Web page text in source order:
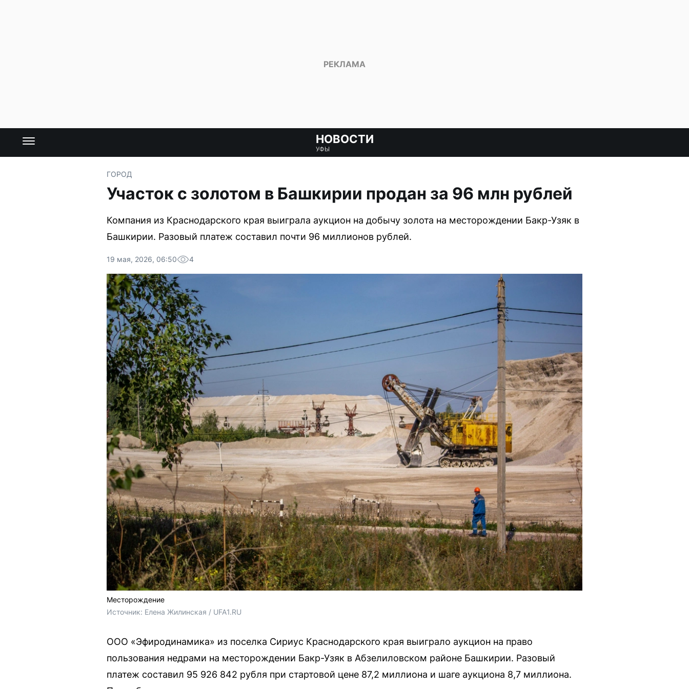
НОВОСТИ
УФЫ
ГОРОД
Участок с золотом в Башкирии продан за 96 млн рублей
Компания из Краснодарского края выиграла аукцион на добычу золота на месторождении Бакр-Узяк в
Башкирии. Разовый платеж составил почти 96 миллионов рублей.
19 мая, 2026, 06:50 4
Месторождение
Источник: Елена Жилинская / UFA1.RU
ООО «Эфиродинамика» из поселка Сириус Краснодарского края выиграло аукцион на право
пользования недрами на месторождении Бакр-Узяк в Абзелиловском районе Башкирии. Разовый
платеж составил 95 926 842 рубля при стартовой цене 87,2 миллиона и шаге аукциона 8,7 миллиона.